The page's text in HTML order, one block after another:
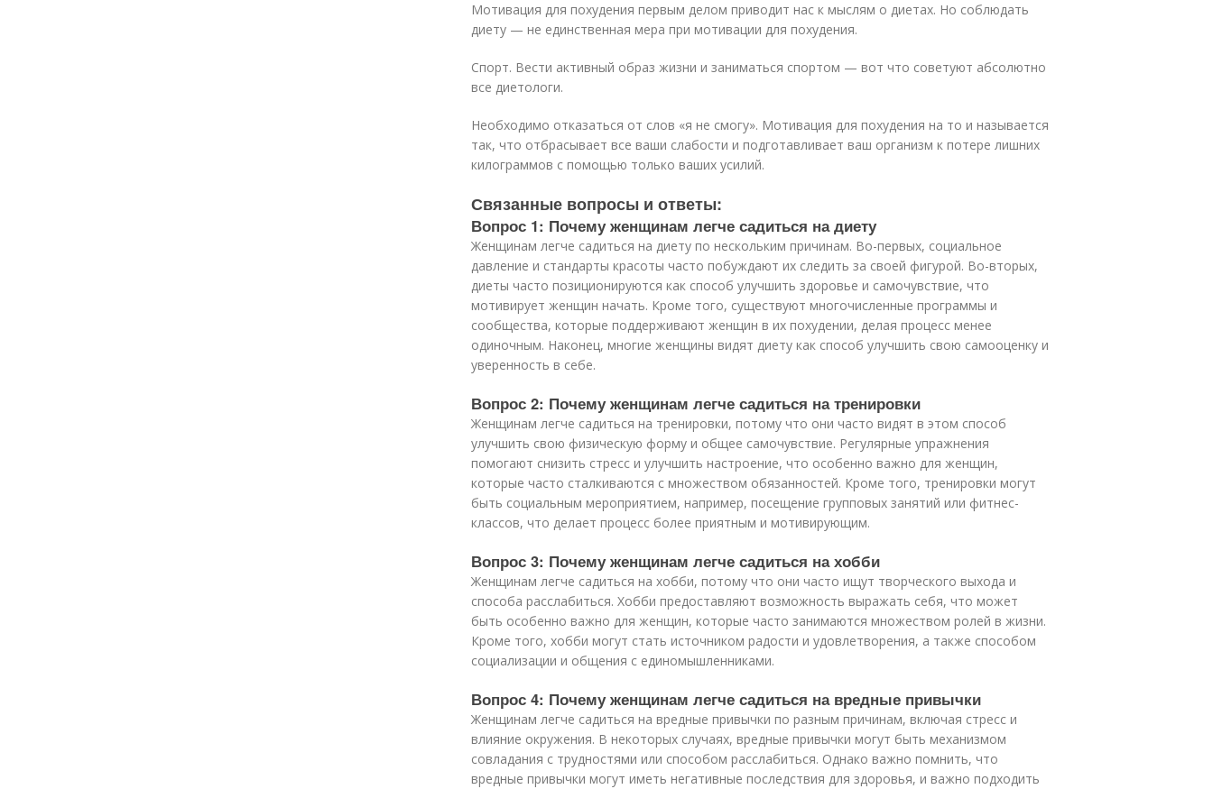
Мотивация для похудения первым делом приводит нас к мыслям о диетах. Но соблюдать
диету — не единственная мера при мотивации для похудения.
Спорт. Вести активный образ жизни и заниматься спортом — вот что советуют абсолютно
все диетологи.
Необходимо отказаться от слов «я не смогу». Мотивация для похудения на то и называется
так, что отбрасывает все ваши слабости и подготавливает ваш организм к потере лишних
килограммов с помощью только ваших усилий.
Связанные вопросы и ответы:
Вопрос 1: Почему женщинам легче садиться на диету
Женщинам легче садиться на диету по нескольким причинам. Во-первых, социальное
давление и стандарты красоты часто побуждают их следить за своей фигурой. Во-вторых,
диеты часто позиционируются как способ улучшить здоровье и самочувствие, что
мотивирует женщин начать. Кроме того, существуют многочисленные программы и
сообщества, которые поддерживают женщин в их похудении, делая процесс менее
одиночным. Наконец, многие женщины видят диету как способ улучшить свою самооценку и
уверенность в себе.
Вопрос 2: Почему женщинам легче садиться на тренировки
Женщинам легче садиться на тренировки, потому что они часто видят в этом способ
улучшить свою физическую форму и общее самочувствие. Регулярные упражнения
помогают снизить стресс и улучшить настроение, что особенно важно для женщин,
которые часто сталкиваются с множеством обязанностей. Кроме того, тренировки могут
быть социальным мероприятием, например, посещение групповых занятий или фитнес-
классов, что делает процесс более приятным и мотивирующим.
Вопрос 3: Почему женщинам легче садиться на хобби
Женщинам легче садиться на хобби, потому что они часто ищут творческого выхода и
способа расслабиться. Хобби предоставляют возможность выражать себя, что может
быть особенно важно для женщин, которые часто занимаются множеством ролей в жизни.
Кроме того, хобби могут стать источником радости и удовлетворения, а также способом
социализации и общения с единомышленниками.
Вопрос 4: Почему женщинам легче садиться на вредные привычки
Женщинам легче садиться на вредные привычки по разным причинам, включая стресс и
влияние окружения. В некоторых случаях, вредные привычки могут быть механизмом
совладания с трудностями или способом расслабиться. Однако важно помнить, что
вредные привычки могут иметь негативные последствия для здоровья, и важно подходить